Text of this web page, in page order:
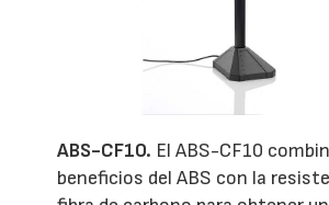
ABS-CF10. El ABS-CF10
beneficios del ABS con la